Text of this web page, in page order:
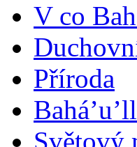
V co
Příroda